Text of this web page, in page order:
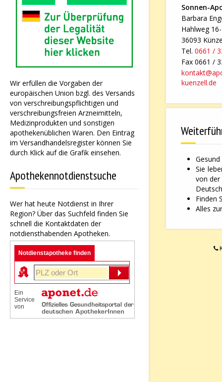
Wir erfüllen die Vorgaben der
europäischen Union bzgl. des Versands
von verschreibungspflichtigen und
verschreibungsfreien Arzneimitteln,
Medizinprodukten und sonstigen
apothekenüblichen Waren. Den Eintrag
im Versandhandelsregister können Sie
durch Klick auf die Grafik einsehen.
Apothekennotdienstsuche
Wer hat heute Notdienst in Ihrer
Region? Über das Suchfeld finden Sie
schnell die Kontaktdaten der
notdiensthabenden Apotheken.
Notdienstapotheke finden
Ein
Service
von
Sonnen-
Barbara
Hahlweg
36093
Tel. 0661 /
Fax 0661 /
kuenzell.de
Sie
von der
Finden
Alles